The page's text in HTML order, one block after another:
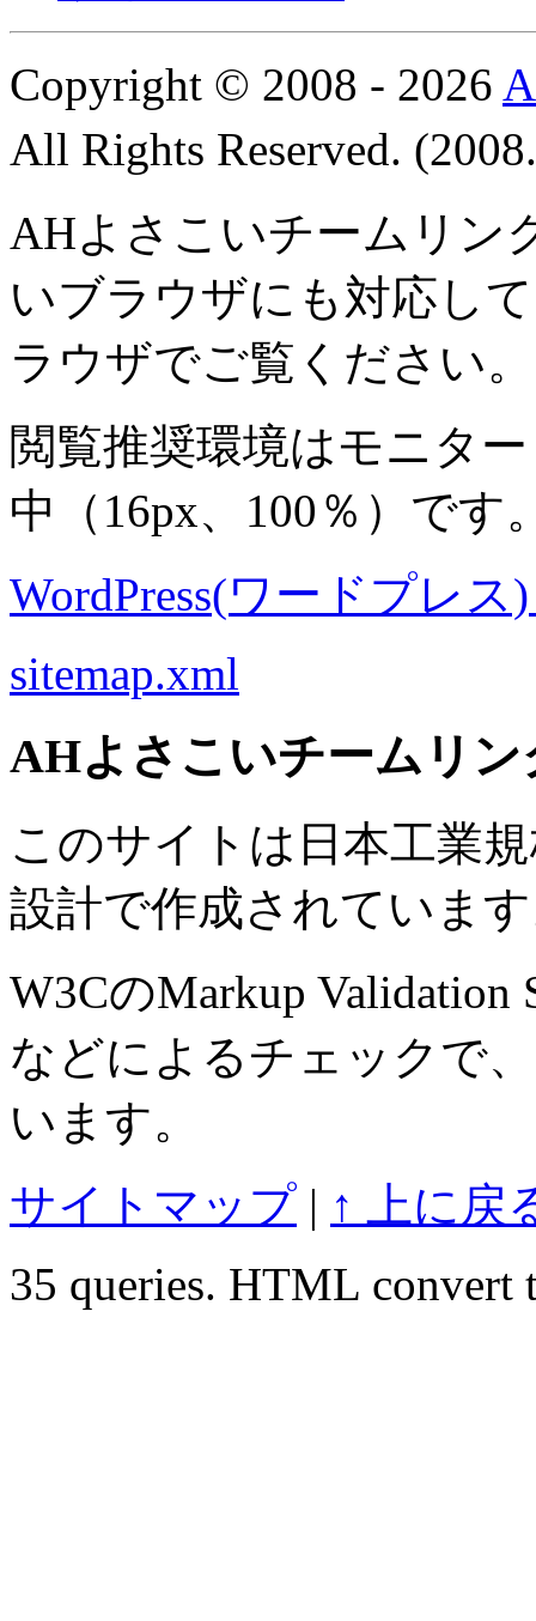
Copyright © 2008 - 2026
All Rights Reserved.
AHよさこいチームリン
いブラウザにも対応し
ラウザでご覧ください。
閲覧推奨環境はモニター
中
（16px、100％）です
WordPress(ワードプレス)
sitemap.xml
AHよさこいチームリ
このサイトは日本工業
設計で作成されていま
W3CのMarkup Validation
などによるチェックで
います。
サイトマップ | ↑ 上に戻
35 queries. HTML convert